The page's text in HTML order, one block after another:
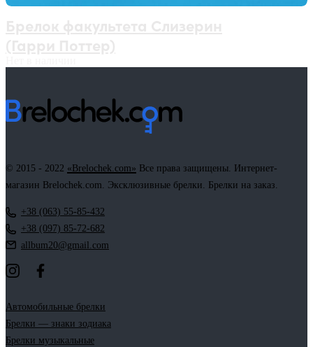
© 2015 - 2022 «Brelochek.com» Все права защищены. Интернет-
магазин Brelochek.com. Эксклюзивные брелки. Брелки на заказ.
+38 (063) 55-85-432
+38 (097) 85-72-682
allbum20@gmail.com
Автомобильные брелки
Брелки — знаки зодиака
Брелки музыкальные